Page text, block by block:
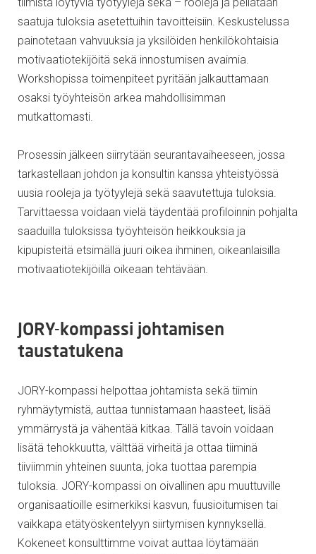
tiimistä löytyviä työtyylejä sekä – rooleja ja peilataan
saatuja tuloksia asetettuihin tavoitteisiin. Keskustelussa
painotetaan vahvuuksia ja yksilöiden henkilökohtaisia
motivaatiotekijöitä sekä innostumisen avaimia.
Workshopissa toimenpiteet pyritään jalkauttamaan
osaksi työyhteisön arkea mahdollisimman
mutkattomasti.
Prosessin jälkeen siirrytään seurantavaiheeseen, jossa
tarkastellaan johdon ja konsultin kanssa yhteistyössä
uusia rooleja ja työtyylejä sekä saavutettuja tuloksia.
Tarvittaessa voidaan vielä täydentää profiloinnin pohjalta
saaduilla tuloksissa työyhteisön heikkouksia ja
kipupisteitä etsimällä juuri oikea ihminen, oikeanlaisilla
motivaatiotekijöillä oikeaan tehtävään.
JORY-kompassi johtamisen
taustatukena
JORY-kompassi helpottaa johtamista sekä tiimin
ryhmäytymistä, auttaa tunnistamaan haasteet, lisää
ymmärrystä ja vähentää kitkaa. Tällä tavoin voidaan
lisätä tehokkuutta, välttää virheitä ja ottaa tiiminä
tiiviimmin yhteinen suunta, joka tuottaa parempia
tuloksia. JORY-kompassi on oivallinen apu muuttuville
organisaatioille esimerkiksi kasvun, fuusioitumisen tai
vaikkapa etätyöskentelyyn siirtymisen kynnyksellä.
Kokeneet konsulttimme voivat auttaa löytämään